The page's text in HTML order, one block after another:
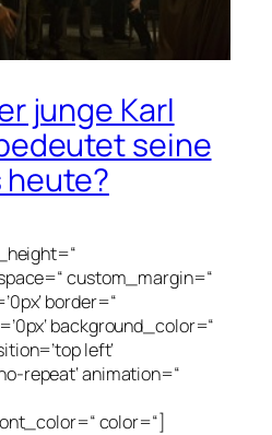
junge Karl
seine
heute?
custom_margin=“
border=“
background_color=“
left‘
repeat‘ animation=“
color=“]